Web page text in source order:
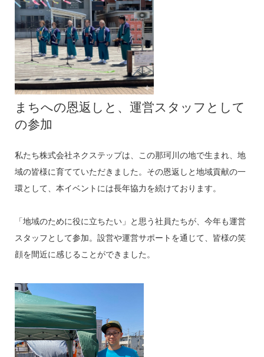
まちへの恩返しと、運営スタッフとして
の参加
私たち株式会社ネクステップは、この那珂川の地で生まれ、地
域の皆様に育てていただきました。その恩返しと地域貢献の一
環として、本イベントには長年協力を続けております。
「地域のために役に立ちたい」と思う社員たちが、今年も運営
スタッフとして参加。設営や運営サポートを通じて、皆様の笑
顔を間近に感じることができました。